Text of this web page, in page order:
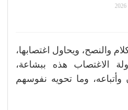
والنصح، ويحاول اغتصابها،
الاغتصاب هذه ببشاعة،
وما تحويه نفوسهم